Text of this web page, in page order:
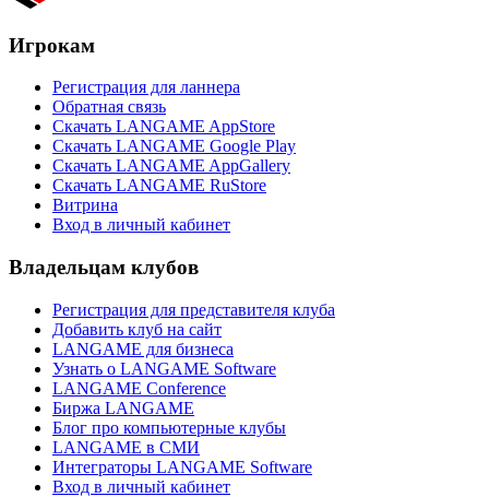
Игрокам
Регистрация для ланнера
Обратная связь
Скачать LANGAME AppStore
Скачать LANGAME Google Play
Скачать LANGAME AppGallery
Скачать LANGAME RuStore
Витрина
Вход в личный кабинет
Владельцам клубов
Регистрация для представителя клуба
Добавить клуб на сайт
LANGAME для бизнеса
Узнать о LANGAME Software
LANGAME Conference
Биржа LANGAME
Блог про компьютерные клубы
LANGAME в СМИ
Интеграторы LANGAME Software
Вход в личный кабинет